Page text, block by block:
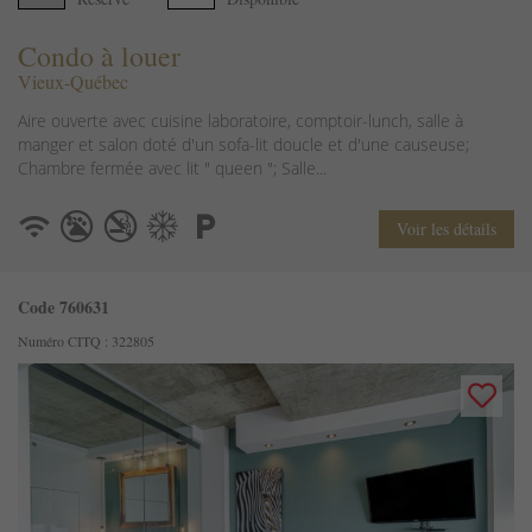
Condo à louer
Vieux-Québec
Aire ouverte avec cuisine laboratoire, comptoir-lunch, salle à
manger et salon doté d'un sofa-lit doucle et d'une causeuse;
Chambre fermée avec lit " queen "; Salle...
Voir les détails
Code 760631
Numéro CITQ : 322805